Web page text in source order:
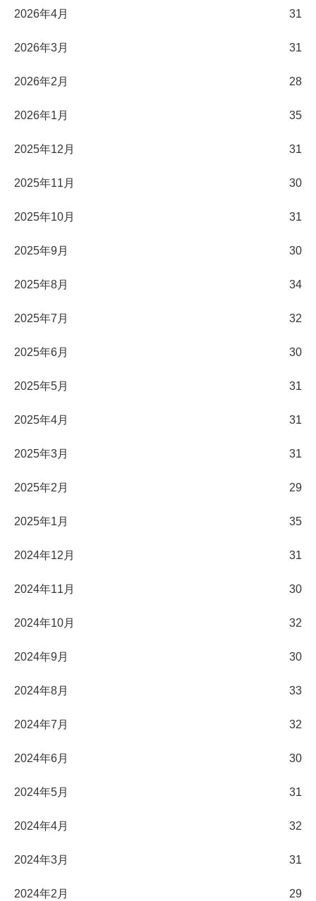
2026年4月 31
2026年3月 31
2026年2月 28
2026年1月 35
2025年12月 31
2025年11月 30
2025年10月 31
2025年9月 30
2025年8月 34
2025年7月 32
2025年6月 30
2025年5月 31
2025年4月 31
2025年3月 31
2025年2月 29
2025年1月 35
2024年12月 31
2024年11月 30
2024年10月 32
2024年9月 30
2024年8月 33
2024年7月 32
2024年6月 30
2024年5月 31
2024年4月 32
2024年3月 31
2024年2月 29